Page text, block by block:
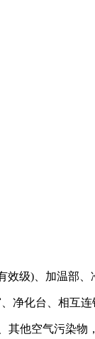
级)、加温部、
化台、相互连
他空气污染物